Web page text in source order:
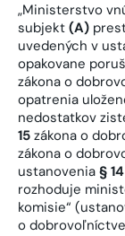
„Ministerstvo
subjekt (A)
uvedených v
opakovane
zákona o
opatrenia
nedostatkov
15 zákona o
zákona o
ustanovenia §
rozhoduje
komisie“
o